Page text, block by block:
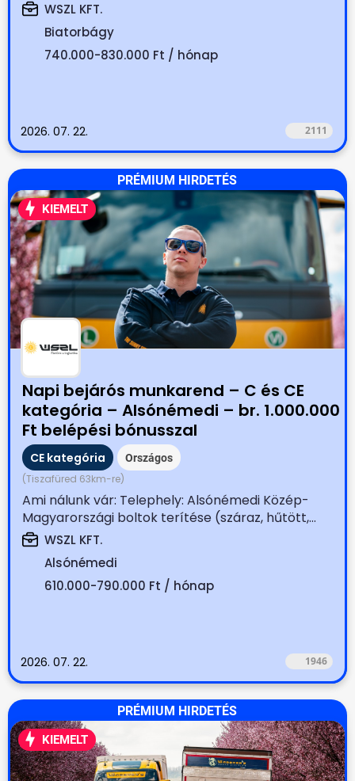
WSZL KFT.
Biatorbágy
740.000-830.000 Ft / hónap
2026. 07. 22. 2111
PRÉMIUM HIRDETÉS
KIEMELT
Napi bejárós munkarend – C és CE
kategória – Alsónémedi – br. 1.000.000
Ft belépési bónusszal
CE kategória Országos
(Tiszafüred 63km-re)
Ami nálunk vár: Telephely: Alsónémedi Közép-
Magyarországi boltok terítése (száraz, hűtött,...
WSZL KFT.
Alsónémedi
610.000-790.000 Ft / hónap
2026. 07. 22. 1946
PRÉMIUM HIRDETÉS
KIEMELT